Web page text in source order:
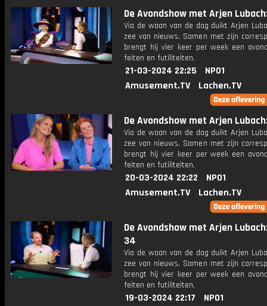
De Avondshow met Arjen
Via de waan van de dag duikt Arjen
zee van nieuws. Samen met zijn
brengt hij vier keer per week een
feiten en futiliteiten.
21-03-2024 22:25
NPO1
Amusement.TV
Lachen.TV
De Avondshow met Arjen
Via de waan van de dag duikt Arjen
zee van nieuws. Samen met zijn
brengt hij vier keer per week een
feiten en futiliteiten.
20-03-2024 22:22
NPO1
Amusement.TV
Lachen.TV
De Avondshow met Arjen
34
Via de waan van de dag duikt Arjen
zee van nieuws. Samen met zijn
brengt hij vier keer per week een
feiten en futiliteiten.
19-03-2024 22:17
NPO1